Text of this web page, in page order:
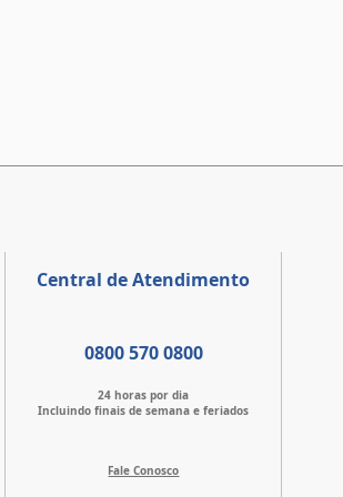
Central de Atendimento
0800 570 0800
24 horas por dia
Incluindo finais de semana e feriados
Fale Conosco